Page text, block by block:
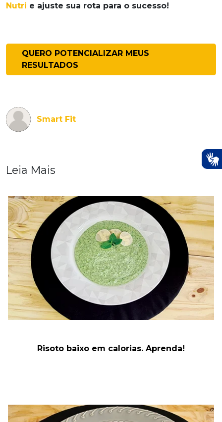
Nutri e ajuste sua rota para o sucesso!
QUERO POTENCIALIZAR MEUS
RESULTADOS
Smart Fit
Leia Mais
Risoto baixo em calorias. Aprenda!